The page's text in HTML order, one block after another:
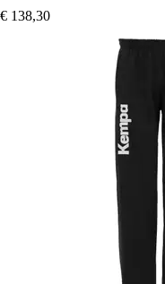
€ 138,30